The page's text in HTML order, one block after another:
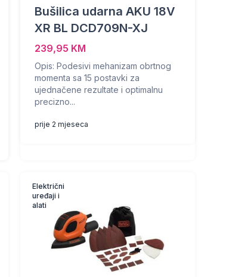
Bušilica udarna AKU 18V
XR BL DCD709N-XJ
239,95 KM
Opis: Podesivi mehanizam obrtnog
momenta sa 15 postavki za
ujednačene rezultate i optimalnu
precizno...
prije 2 mjeseca
Električni
uređaji i
alati